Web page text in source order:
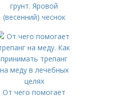
грунт. Яровой
(весенний) чеснок
От чего помогает